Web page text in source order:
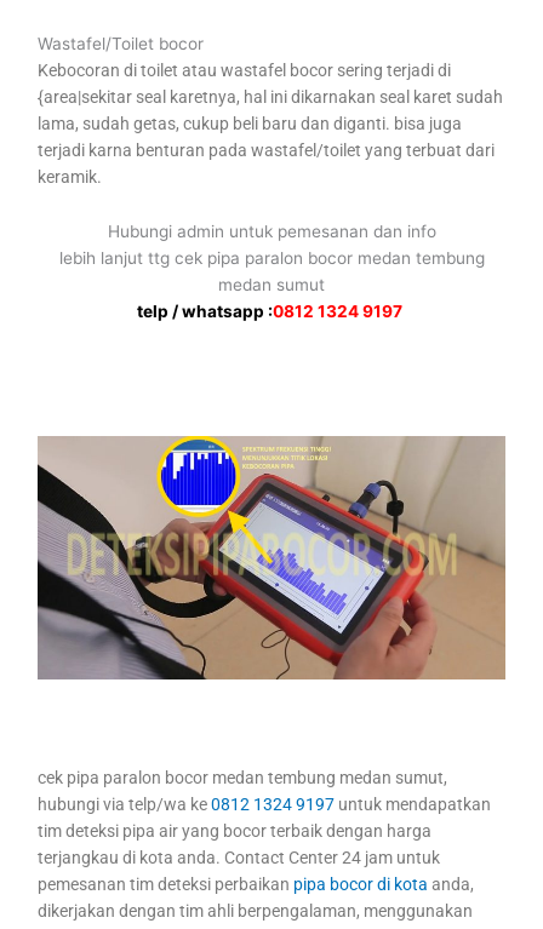
Wastafel/Toilet bocor
Kebocoran di toilet atau wastafel bocor sering terjadi di
{area|sekitar seal karetnya, hal ini dikarnakan seal karet sudah
lama, sudah getas, cukup beli baru dan diganti. bisa juga
terjadi karna benturan pada wastafel/toilet yang terbuat dari
keramik.
Hubungi admin untuk pemesanan dan info
lebih lanjut ttg cek pipa paralon bocor medan tembung
medan sumut
telp / whatsapp :0812 1324 9197
cek pipa paralon bocor medan tembung medan sumut,
hubungi via telp/wa ke0812 1324 9197 untuk mendapatkan
tim deteksi pipa air yang bocor terbaik dengan harga
terjangkau di kota anda. Contact Center 24 jam untuk
pemesanan tim deteksi perbaikan pipa bocor di kota anda,
dikerjakan dengan tim ahli berpengalaman, menggunakan